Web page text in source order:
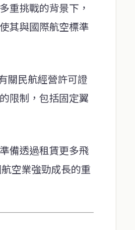
重挑戰的背景下，
其與國際航空標準
關民航經營許可證
限制，包括固定翼
備透過租賃更多飛
空業強勁成長的重